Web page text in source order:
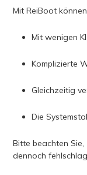
Mit ReiBoot
Mit wenigen
Komplizierte
Gleichzeitig
Die
Bitte beachten
dennoch